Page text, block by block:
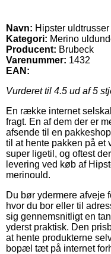
Navn: Hipster
Kategori: Merino
Producent: Brubeck
Varenummer: 1432
EAN:
Vurderet til 4.5 ud af 5
En række internet
fragt. En af dem der er
afsende til en
til at hente pakken på et
super ligetil, og oftest
levering ved køb af
merinould.
Du bør ydermere afveje
hvor du bor eller til
sig gennemsnitligt en
yderst praktisk. Den
at hente produkterne
bopæl tæt på internet